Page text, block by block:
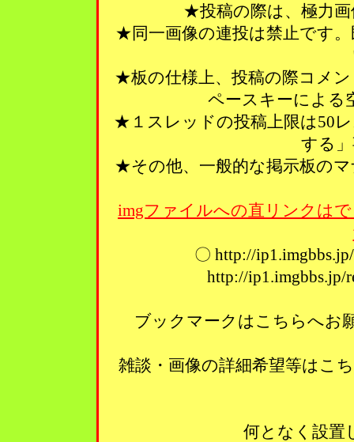
★投稿の際は、極力
★同一画像の連投は禁止です
★板の仕様上、投稿の際コメ
ペースキーによる
★１スレッドの投稿上限は50
する
★その他、一般的な掲示板の
imgファイルへの直リンクは
〇 http://
http://
ブックマークはこちらへ
雑談・画像の詳細希望等は
何となく設